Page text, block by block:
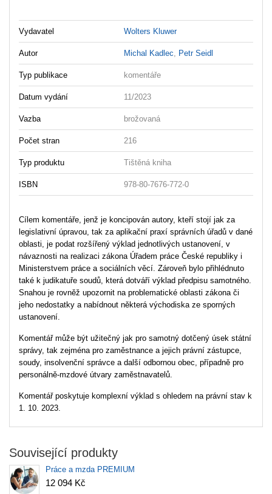
Vydavatel Wolters Kluwer
Autor Michal Kadlec Petr Seidl
Typ publikace komentáře
Datum vydání 11/2023
Vazba brožovaná
Počet stran 216
Typ produktu Tištěná kniha
ISBN 978-80-7676-772-0
Cílem komentáře, jenž je koncipován autory, kteří stojí jak za
legislativní úpravou, tak za aplikační praxí správních úřadů v dané
oblasti, je podat rozšířený výklad jednotlivých ustanovení, v
návaznosti na realizaci zákona Úřadem práce České republiky i
Ministerstvem práce a sociálních věcí. Zároveň bylo přihlédnuto
také k judikatuře soudů, která dotváří výklad předpisu samotného.
Snahou je rovněž upozornit na problematické oblasti zákona či
jeho nedostatky a nabídnout některá východiska ze sporných
ustanovení.
Komentář může být užitečný jak pro samotný dotčený úsek státní
správy, tak zejména pro zaměstnance a jejich právní zástupce,
soudy, insolvenční správce a další odbornou obec, případně pro
personálně-mzdové útvary zaměstnavatelů.
Komentář poskytuje komplexní výklad s ohledem na právní stav k
1. 10. 2023.
Související produkty
Práce a mzda PREMIUM
12 094 Kč